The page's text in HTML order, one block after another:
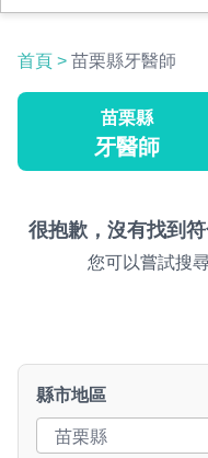
首頁 > 苗栗縣牙醫師
苗栗縣
牙醫師
很抱歉，沒有找到
您可以嘗試搜
縣市地區